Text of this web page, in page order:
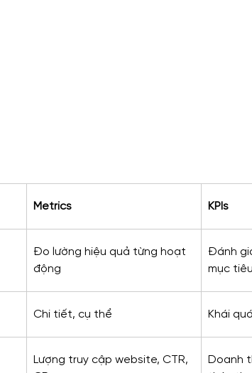
Metrics KPIs
Đo lường hiệu quả từng hoạt
động
Đánh
mục tiêu
Chi tiết, cụ thể Khái
Lượng truy cập website, CTR,
Doanh